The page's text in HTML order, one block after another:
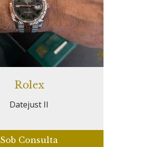
Rolex
Datejust II
Sob Consulta